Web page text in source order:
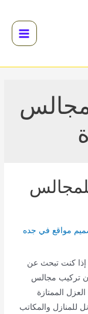
Main
مواقع في جده
كنت تبحث عن
تركيب مجالس
الممتازة
للمنازل والمكاتب